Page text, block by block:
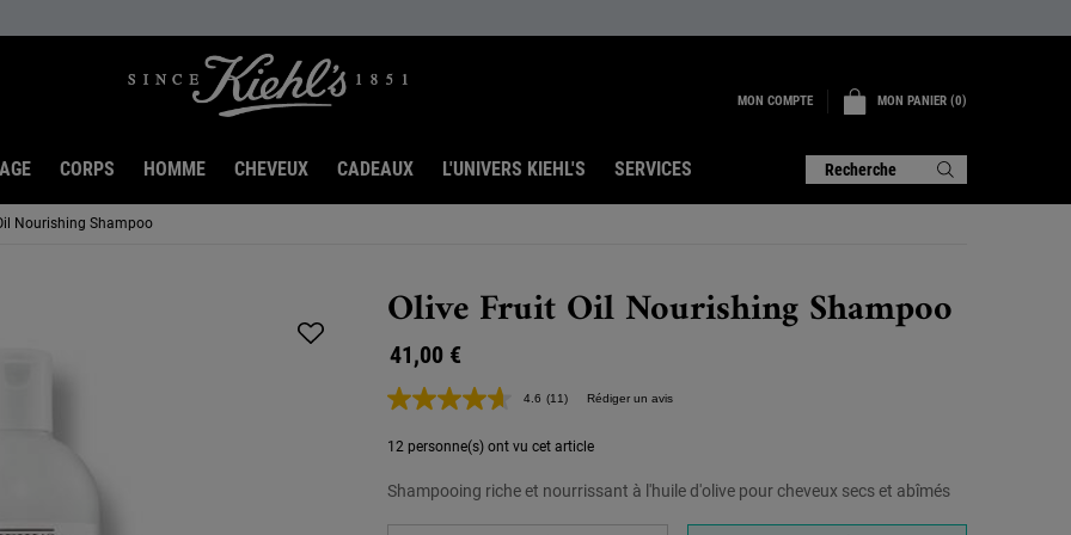
MON COMPTE MON PANIER 0
0 PRODUIT
CORPS HOMME CHEVEUX CADEAUX L'UNIVERS KIEHL'S SERVICES Recherche
Nourishing Shampoo
Olive Fruit Oil Nourishing Shampoo
41,00 €
4.6 Lire
avis.
sur
la
même
(11) Rédiger un avis
12 personne(s) ont vu cet article
Shampooing riche et nourrissant à l'huile d'olive pour cheveux secs et abîmés